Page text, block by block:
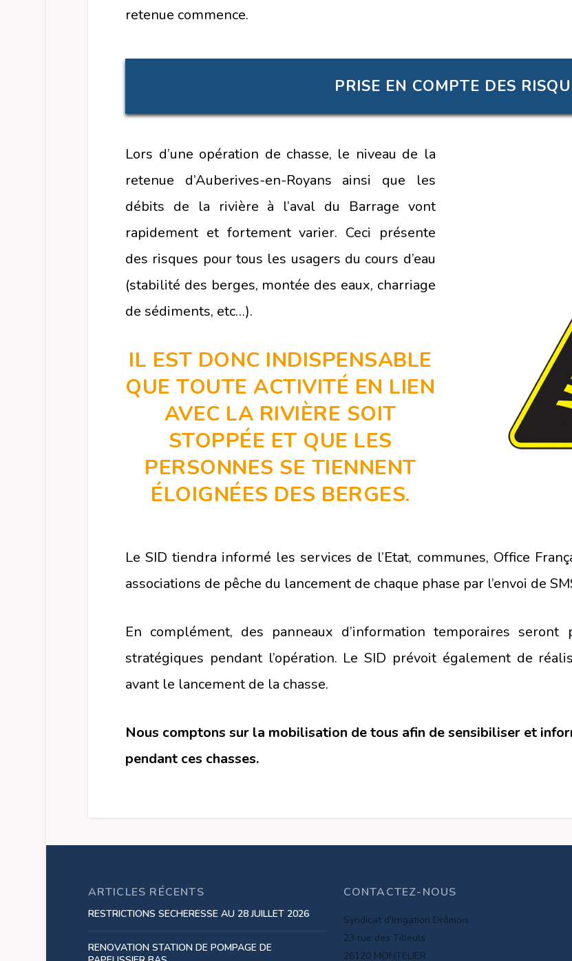
retenue commence.
PRISE EN COMPTE DES
Lors d’une opération de chasse, le niveau de la
retenue d’Auberives-en-Royans ainsi que les
débits de la rivière à l’aval du Barrage vont
rapidement et fortement varier. Ceci présente
des risques pour tous les usagers du cours d’eau
(stabilité des berges, montée des eaux, charriage
de sédiments, etc…).
IL EST DONC INDISPENSABLE
QUE TOUTE ACTIVITÉ EN LIEN
AVEC LA RIVIÈRE SOIT
STOPPÉE ET QUE LES
PERSONNES SE TIENNENT
ÉLOIGNÉES DES BERGES.
Le SID tiendra informé les services de l’Etat, communes, Office
associations de pêche du lancement de chaque phase par l’envoi de
En complément, des panneaux d’information temporaires
stratégiques pendant l’opération. Le SID prévoit également de
avant le lancement de la chasse.
Nous comptons sur la mobilisation de tous afin de sensibiliser et
pendant ces chasses.
ARTICLES RÉCENTS
RESTRICTIONS SECHERESSE AU 28 JUILLET 2026
RENOVATION STATION DE POMPAGE DE
CONTACTEZ-NOUS
Syndicat d'Irrigation Drômois
23 rue des Tilleuls
26120 MONTELIER